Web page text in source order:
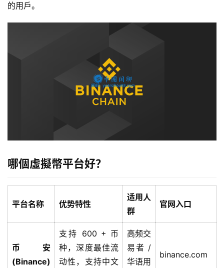
的用戶。
哪個虛擬幣平台好？
平台名称 优势特性
适用人
群
官网入口
币安
(Binance)
支持 600 + 币
种，深度最佳流
动性，支持中文
高频交
易者 /
华语用
binance.com